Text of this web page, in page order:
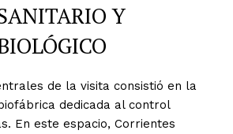
Y
de la visita consistió en la
dedicada al control
En este espacio, Corrientes